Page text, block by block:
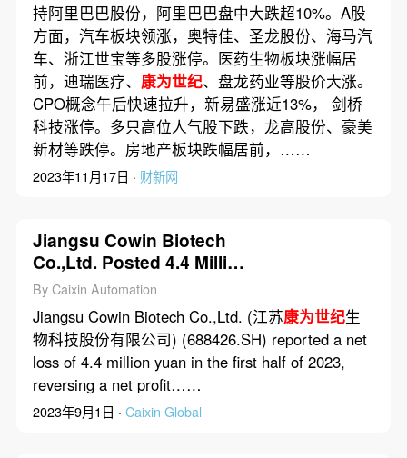
持阿里巴巴股份，阿里巴巴盘中大跌超10%。A股
方面，汽车板块领涨，奥特佳、圣龙股份、海马汽
车、浙江世宝等多股涨停。医药生物板块涨幅居
前，迪瑞医疗、 康为世纪、盘龙药业等股价大涨。
CPO概念午后快速拉升，新易盛涨近13%， 剑桥
科技涨停。多只高位人气股下跌，龙高股份、豪美
新材等跌停。房地产板块跌幅居前，……
2023年11月17日 · 财新网
Jiangsu Cowin Biotech
Co.,Ltd. Posted 4.4 Million
Yuan Net Loss in First
Half of 2023
By Caixin Automation
Jiangsu Cowin Biotech Co.,Ltd. (江苏康为世纪生
物科技股份有限公司) (688426.SH) reported a net
loss of 4.4 million yuan in the first half of 2023,
reversing a net profit……
2023年9月1日 · Caixin Global